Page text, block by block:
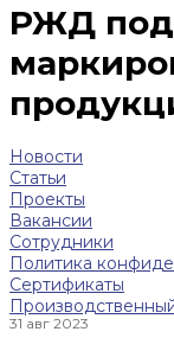
РЖД
Новости
Статьи
Проекты
Вакансии
Сотрудники
Политика
Сертификаты
31 авг 2023